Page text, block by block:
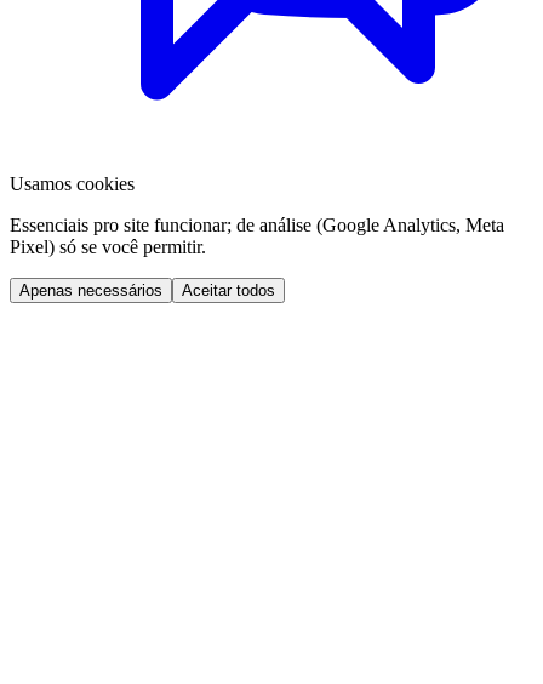
Usamos cookies
Essenciais pro site funcionar; de análise (Google Analytics, Meta
Pixel) só se você permitir.
Apenas necessários Aceitar todos